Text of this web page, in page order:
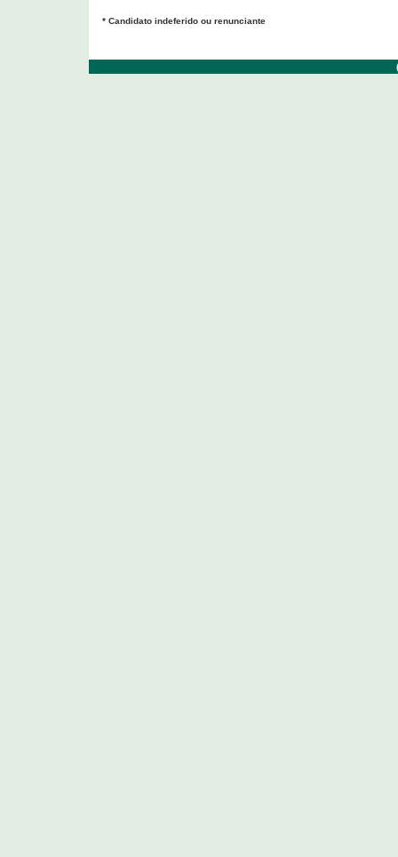
* Candidato indeferido ou renunciante